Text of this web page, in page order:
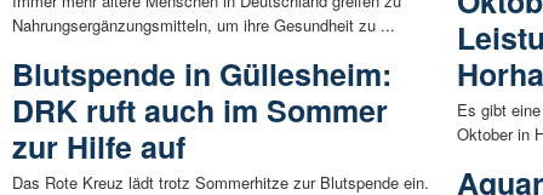
Nahrungsergänzungsmitteln, um ihre Gesundheit zu ...
Blutspende in Güllesheim:
DRK ruft auch im Sommer
zur Hilfe auf
Das Rote Kreuz lädt trotz Sommerhitze zur Blutspende ein.
Es gibt
Oktober in